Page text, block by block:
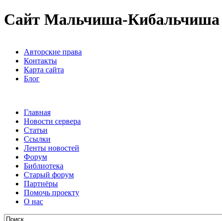
Сайт Мальчиша-Кибальчиша
Авторские права
Контакты
Карта сайта
Блог
Главная
Новости сервера
Статьи
Ссылки
Ленты новостей
Форум
Библиотека
Старый форум
Партнёры
Помочь проекту
О нас